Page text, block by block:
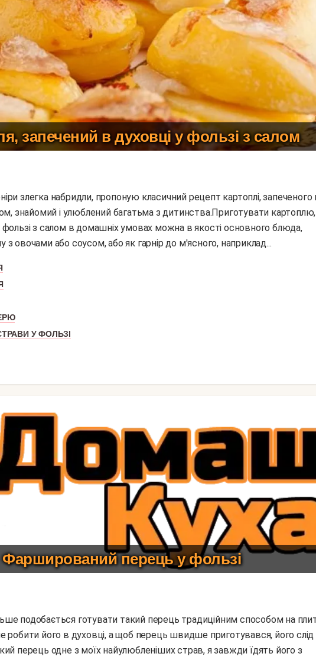
запечений в духовці у фользі з салом
знайомий і улюблений багатьма з дитинства.Приготувати картоплю,
фользі з салом в домашніх умовах можна в якості основного блюда,
з овочами або соусом, або як гарнір до м'ясного, наприклад...
У ФОЛЬЗІ
Фарширований перець у фользі
робити його в духовці, а щоб перець швидше приготувався, його слід
перець одне з моїх найулюбленіших страв, я завжди їдять його з